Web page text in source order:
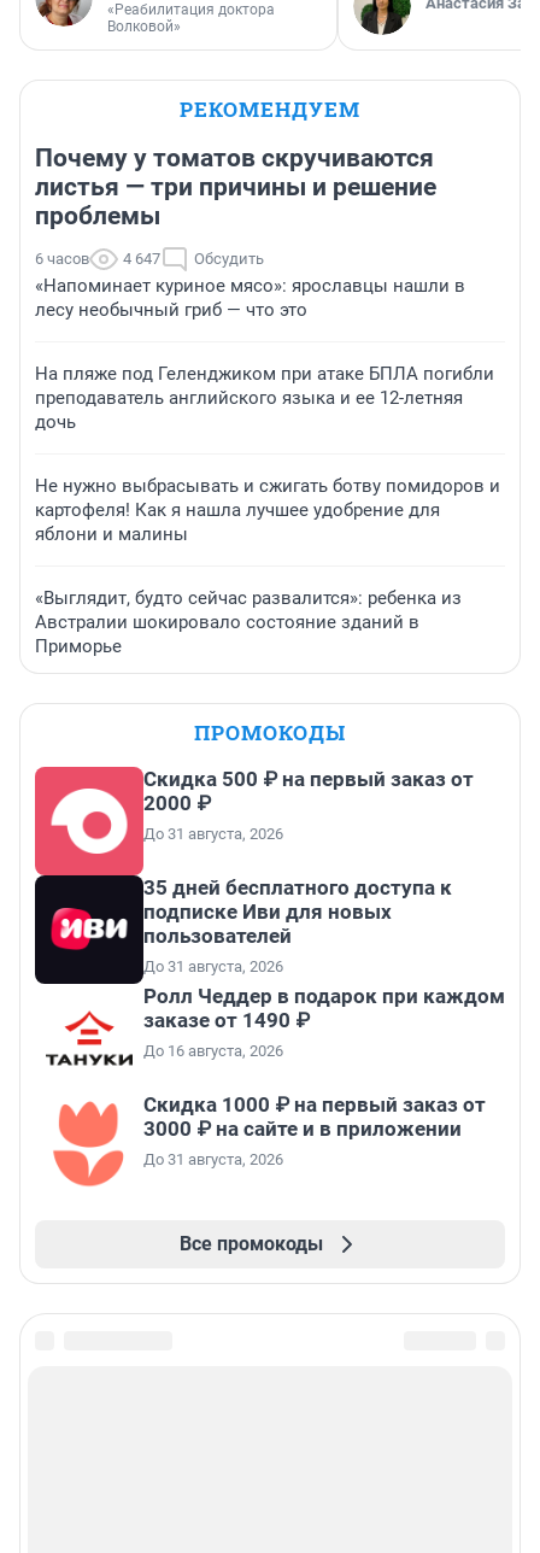
«Реабилитация доктора
Волковой»
РЕКОМЕНДУЕМ
Почему у томатов скручиваются
листья — три причины и решение
проблемы
6 часов 4 647 Обсудить
«Напоминает куриное мясо»: ярославцы нашли в
лесу необычный гриб — что это
На пляже под Геленджиком при атаке БПЛА погибли
преподаватель английского языка и ее 12-летняя
дочь
Не нужно выбрасывать и сжигать ботву помидоров и
картофеля! Как я нашла лучшее удобрение для
яблони и малины
«Выглядит, будто сейчас развалится»: ребенка из
Австралии шокировало состояние зданий в
Приморье
ПРОМОКОДЫ
Скидка 500 ₽ на первый заказ от
2000 ₽
До 31 августа, 2026
35 дней бесплатного доступа к
подписке Иви для новых
пользователей
До 31 августа, 2026
Ролл Чеддер в подарок при каждом
заказе от 1490 ₽
До 16 августа, 2026
Скидка 1000 ₽ на первый заказ от
3000 ₽ на сайте и в приложении
До 31 августа, 2026
Все промокоды